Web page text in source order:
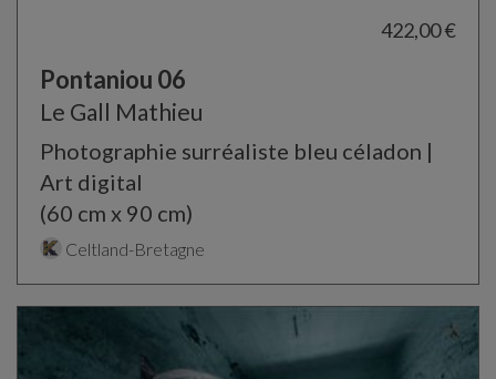
422,00 €
Pontaniou 06
Le Gall Mathieu
Photographie surréaliste bleu céladon |
Art digital
(60 cm x 90 cm)
Celtland-Bretagne